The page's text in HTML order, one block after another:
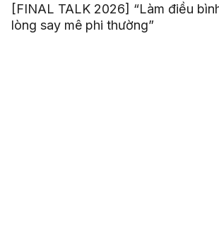
[FINAL TALK 2026] “Làm điều
lòng say mê phi thường”